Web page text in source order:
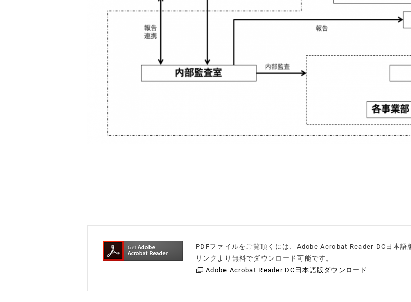
PDFファイルをご覧頂くには、Adobe Acrobat Reader DC日本
リンクより無料でダウンロード可能です。
Adobe Acrobat Reader DC日本語版ダウンロード